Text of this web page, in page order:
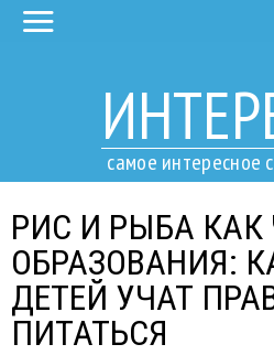
самое интересное
РИС И РЫБА КАК
ОБРАЗОВАНИЯ:
ДЕТЕЙ УЧАТ
ПИТАТЬСЯ